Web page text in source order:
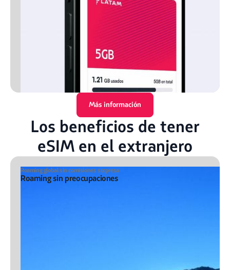
Más información
Los beneficios de tener
eSIM en el extranjero
Roaming global sin comisiones sorpresa
Roaming sin preocupaciones